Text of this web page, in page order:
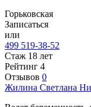
Горьковская
Записаться
или
499 519-38-52
Стаж 18 лет
Рейтинг 4
Отзывов 0
Жилина Светлана